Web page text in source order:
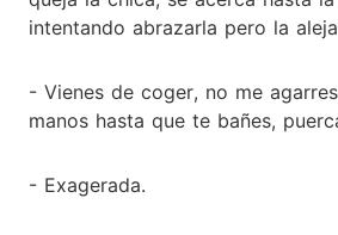
intentando abrazarla pero la aleja
- Vienes de coger, no me
manos hasta que te bañes,
- Exagerada.